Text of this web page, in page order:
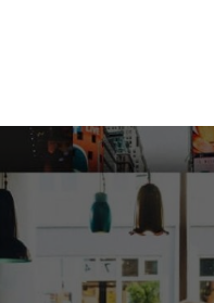
Paradiso Fede
Spiritualità Alcuni